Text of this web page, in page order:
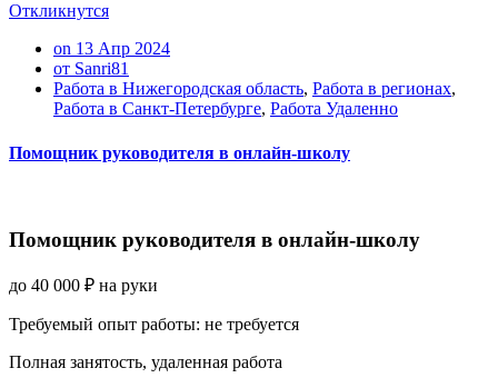
Откликнутся
on 13 Апр 2024
от Sanri81
Работа в Нижегородская область, Работа в регионах,
Работа в Санкт-Петербурге, Работа Удаленно
Помощник руководителя в онлайн-школу
Помощник руководителя в онлайн-школу
до 40 000 ₽ на руки
Требуемый опыт работы: не требуется
Полная занятость, удаленная работа